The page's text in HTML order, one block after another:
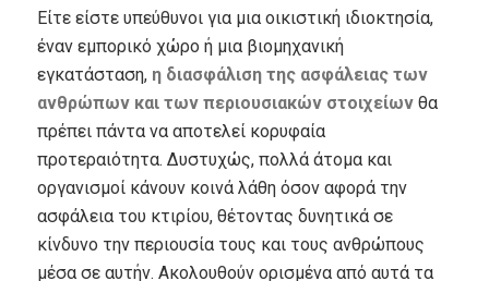
Είτε είστε υπεύθυνοι για μια οικιστική ιδιοκτησία,
έναν εμπορικό χώρο ή μια βιομηχανική
εγκατάσταση, η διασφάλιση της ασφάλειας των
ανθρώπων και των περιουσιακών στοιχείωνθα
πρέπει πάντα να αποτελεί κορυφαία
προτεραιότητα. Δυστυχώς, πολλά άτομα και
οργανισμοί κάνουν κοινά λάθη όσον αφορά την
ασφάλεια του κτιρίου, θέτοντας δυνητικά σε
κίνδυνο την περιουσία τους και τους ανθρώπους
μέσα σε αυτήν. Ακολουθούνορισμένα από αυτά τα